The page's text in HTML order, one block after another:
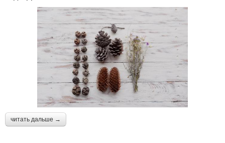
читать дальше →